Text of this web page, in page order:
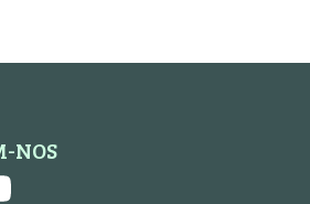
NOS